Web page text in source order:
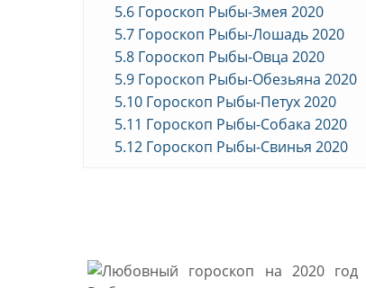
5.6 Гороскоп Рыбы-Змея 2020
5.7 Гороскоп Рыбы-Лошадь 2020
5.8 Гороскоп Рыбы-Овца 2020
5.9 Гороскоп Рыбы-Обезьяна 2020
5.10 Гороскоп Рыбы-Петух 2020
5.11 Гороскоп Рыбы-Собака 2020
5.12 Гороскоп Рыбы-Свинья 2020